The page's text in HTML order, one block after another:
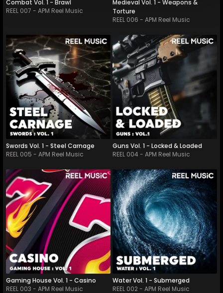
Combat Vol. 1 - Brawl
REEL 007 - APM Reel Music
Medieval Vol. 1 - Weapons &
Torture
REEL 006 - APM Reel Music
REEL 005 -44 Tracks
A fierce collection of custom-
designed blade and combat
soun...
Swords Vol. 1 - Steel Carnage
REEL 005 - APM Reel Music
REEL 004 -58 Tracks
A powerful collection of
custom-designed firearm
sounds buil...
Guns Vol. 1 - Locked & Loaded
REEL 004 - APM Reel Music
REEL 003- Tracks
A vibrant collection of
custom-designed casino
and gaming so...
Gaming House Vol. 1 - Casino
REEL 003 - APM Reel Music
REEL 002-53 Tracks
A dynamic collection of
custom-designed water
sounds designe...
Water Vol. 1 - Submerged
REEL 002- APM Reel Music